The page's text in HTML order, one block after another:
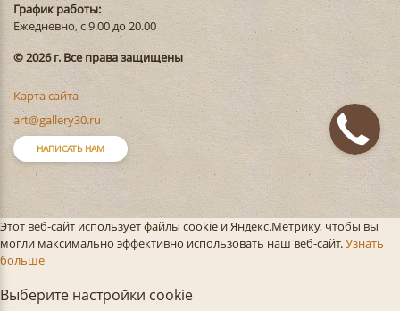
График работы:
Ежедневно, с 9.00 до 20.00
© 2026 г. Все права защищены
Карта сайта
art@gallery30.ru
НАПИСАТЬ НАМ
Этот веб-сайт использует файлы cookie и Яндекс.Метрику, чтобы вы
могли максимально эффективно использовать наш веб-сайт.Узнать
больше
Выберите настройки cookie